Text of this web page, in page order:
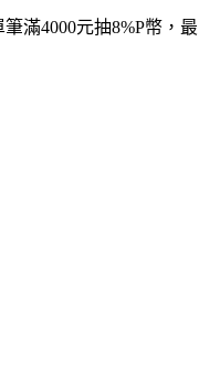
滿4000元抽8%P幣，最